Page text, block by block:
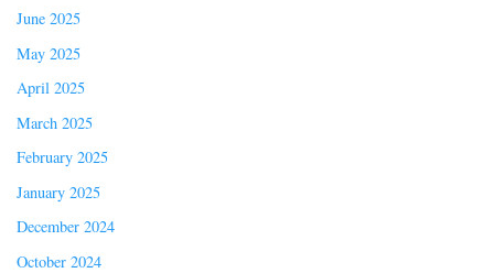
June 2025
May 2025
April 2025
March 2025
February 2025
January 2025
December 2024
October 2024